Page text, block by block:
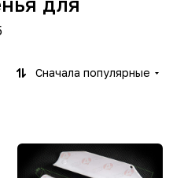
Сначала популярные